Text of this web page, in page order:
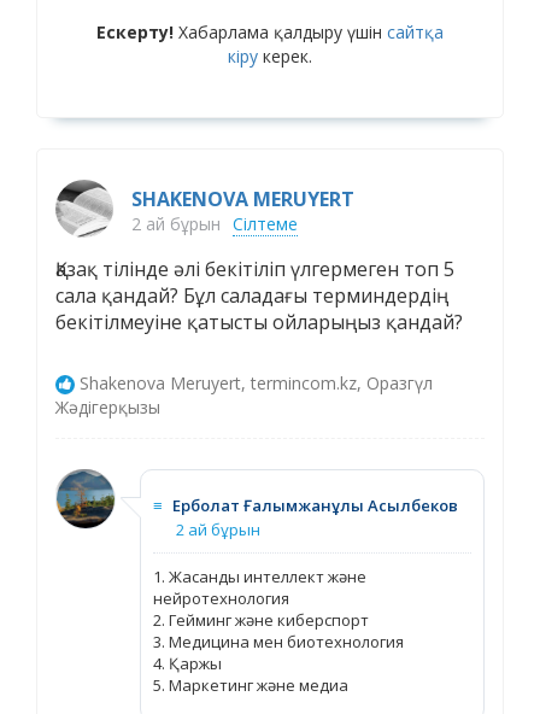
Ескерту! Хабарлама қалдыру үшін сайтқа
кіру керек.
SHAKENOVA MERUYERT
2 ай бұрын Сілтеме
Қазақ тілінде әлі бекітіліп үлгермеген топ 5
сала қандай? Бұл саладағы терминдердің
бекітілмеуіне қатысты ойларыңыз қандай?
Shakenova Meruyert, termincom.kz, Оразгүл
Жәдігерқызы
≡ Ерболат Ғалымжанұлы Асылбеков
2 ай бұрын
1. Жасанды интеллект және
нейротехнология
2. Гейминг және киберспорт
3. Медицина мен биотехнология
4. Қаржы
5. Маркетинг және медиа